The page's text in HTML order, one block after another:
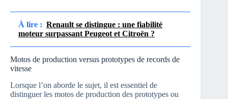
À lire : Renault se distingue : une fiabilité
moteur surpassant Peugeot et Citroën ?
Motos de production versus prototypes de records de
vitesse
Lorsque l’on aborde le sujet, il est essentiel de
distinguer les motos de production des prototypes ou